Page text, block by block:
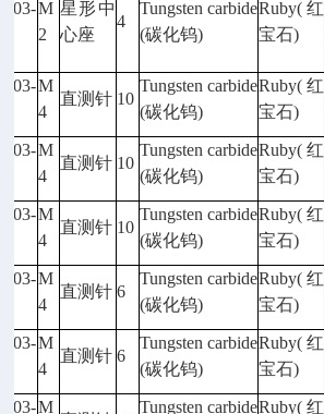
M
2
星形中
心座
4
Tungsten carbide
(碳化钨)
Ruby(红
宝石)
M
4
直测针 10
Tungsten carbide
(碳化钨)
Ruby(红
宝石)
M
4
直测针 10
Tungsten carbide
(碳化钨)
Ruby(红
宝石)
M
4
直测针 10
Tungsten carbide
(碳化钨)
Ruby(红
宝石)
M
4
直测针 6
Tungsten carbide
(碳化钨)
Ruby(红
宝石)
M
4
直测针 6
Tungsten carbide
(碳化钨)
Ruby(红
宝石)
M
Tungsten carbideRuby(红